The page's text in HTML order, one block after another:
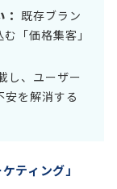
既存ブラン
「価格集客」
し、ユーザー
安を解消する
ティング」